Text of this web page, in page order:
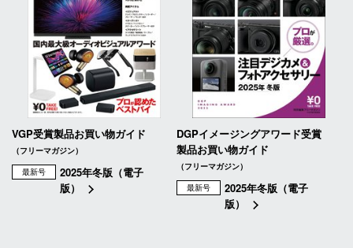
VGP受賞製品お買い物ガイド
（フリーマガジン）
最新号
2025年冬版（電子
版）
DGPイメージングアワード受賞
製品お買い物ガイド
（フリーマガジン）
最新号
2025年冬版（電子
版）